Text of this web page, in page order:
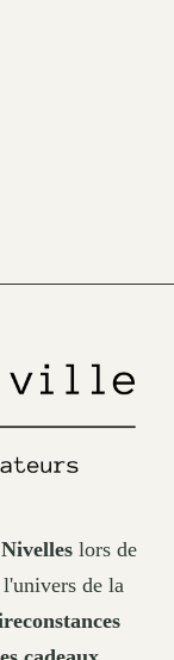
Nivelles lors de
de la